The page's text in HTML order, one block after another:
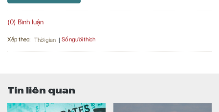
(0) Bình luận
Xếp theo: Thời gian Số người thích
Tin liên quan